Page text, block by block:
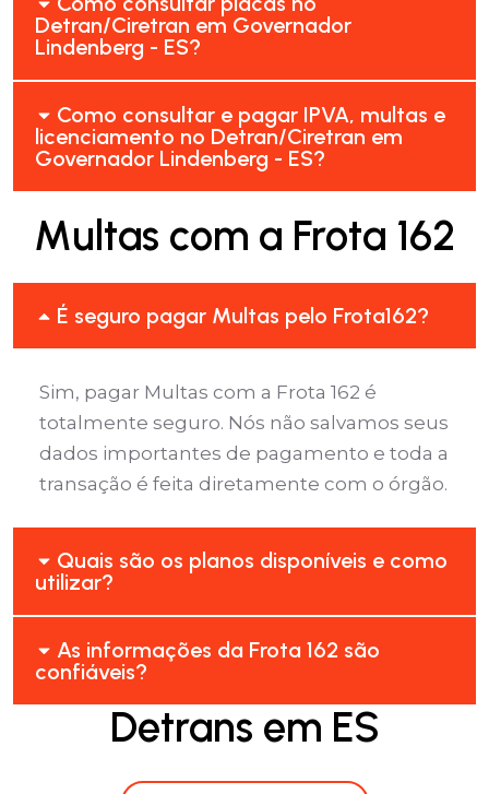
Detran/Ciretran em Governador
Lindenberg - ES?
Como consultar e pagar IPVA, multas e
licenciamento no Detran/Ciretran em
Governador Lindenberg - ES?
Multas com a Frota 162
É seguro pagar Multas pelo Frota162?
Sim, pagar Multas com a Frota 162 é
totalmente seguro. Nós não salvamos seus
dados importantes de pagamento e toda a
transação é feita diretamente com o órgão.
Quais são os planos disponíveis e como
utilizar?
As informações da Frota 162 são
confiáveis?
Detrans em ES